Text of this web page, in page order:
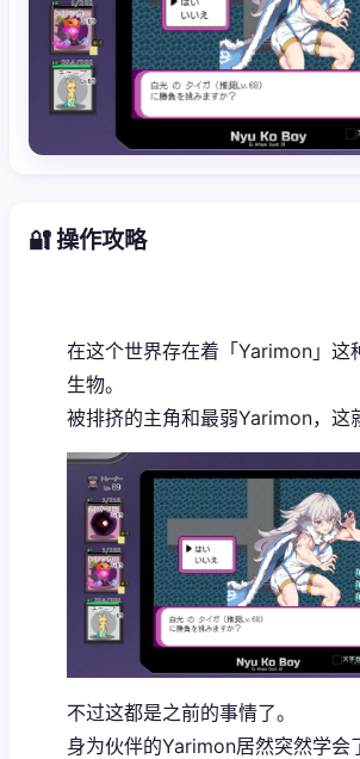
🔐 操作攻略
在这个世界存在着「Yarimon」这
生物。
被排挤的主角和最弱Yarimon，这
不过这都是之前的事情了。
身为伙伴的Yarimon居然突然学会